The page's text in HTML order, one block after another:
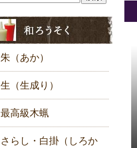
朱（あか）
生（生成り）
最高級木蝋
さらし・白掛（しろか